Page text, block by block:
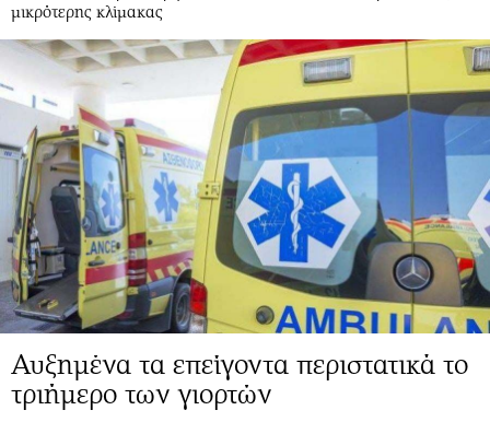
μικρότερης κλίμακας
Αυξημένα τα επείγοντα περιστατικά το
τριήμερο των γιoρτών